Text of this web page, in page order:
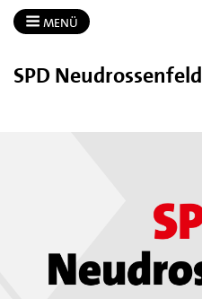
MENÜ
SPD Neudrossenfeld